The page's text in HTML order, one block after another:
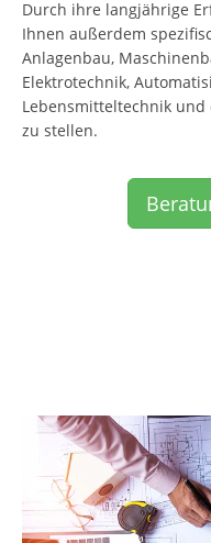
Durch ihre langjährige
Ihnen außerdem
Anlagenbau,
Elektrotechnik,
Lebensmitteltechnik
zu stellen.